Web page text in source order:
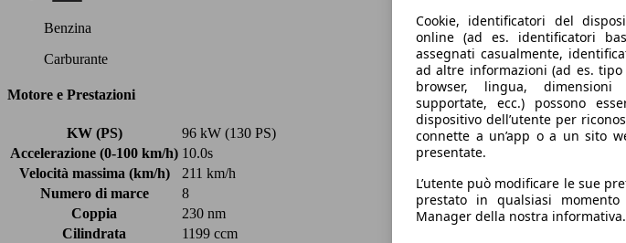
Benzina
Carburante
Motore e Prestazioni
KW (PS)
96 kW (130 PS)
Accelerazione (0-100 km/h) 10.0s
Velocità massima (km/h)
211 km/h
Numero di marce
8
Coppia
230 nm
Cilindrata
1199 ccm
Cookie, identificatori del
online (ad es. identificatori
assegnati casualmente,
ad altre informazioni (ad es.
browser, lingua,
supportate, ecc.) possono
dispositivo dell’utente per
connette a un’app o a un sito
presentate.
L’utente può modificare le sue
prestato in qualsiasi
Manager della nostra informativa.